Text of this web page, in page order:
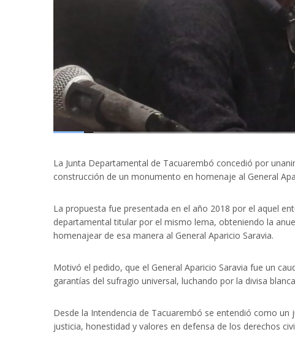
La Junta Departamental de Tacuarembó concedió por
construcción de un monumento en homenaje al General
La propuesta fue presentada en el año 2018 por el aquel
departamental titular por el mismo lema, obteniendo la
homenajear de esa manera al General Aparicio Saravia.
Motivó el pedido, que el General Aparicio Saravia fue un
garantías del sufragio universal, luchando por la divisa
Desde la Intendencia de Tacuarembó se entendió como
justicia, honestidad y valores en defensa de los derechos